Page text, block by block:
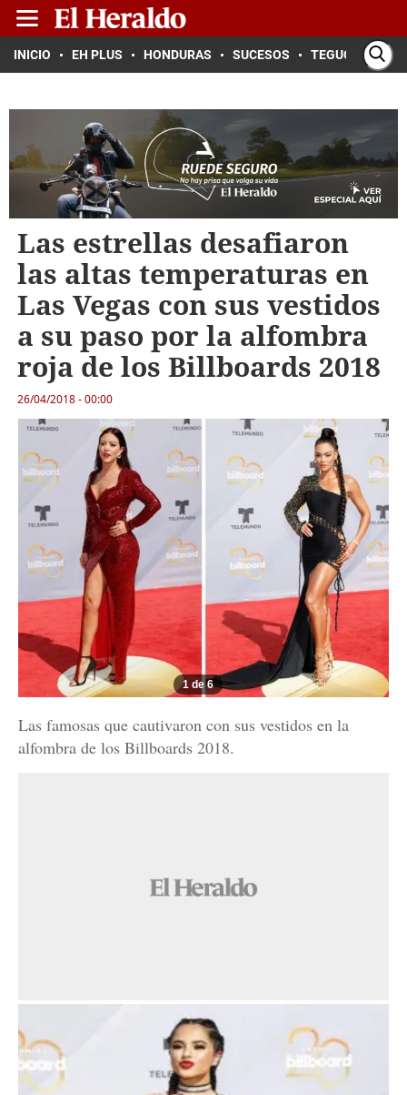
INICIO EH PLUS HONDURAS SUCESOS TEGUCIGALPA
Las estrellas desafiaron
las altas temperaturas en
Las Vegas con sus vestidos
a su paso por la alfombra
roja de los Billboards 2018
26/04/2018 - 00:00
1 de 6
Las famosas que cautivaron con sus vestidos en la
alfombra de los Billboards 2018.